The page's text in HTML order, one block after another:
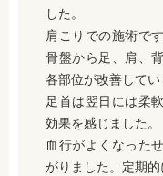
した。
肩こりでの施術で
骨盤から足、肩、
各部位が改善してい
足首は翌日には柔
効果を感じました。
血行がよくなった
がりました。定期的